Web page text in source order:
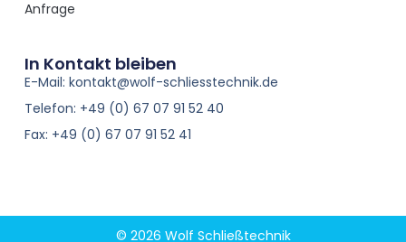
In Kontakt bleiben
E-Mail: kontakt@wolf-schliesstechnik.de
Telefon: +49 (0) 67 07 91 52 40
Fax: +49 (0) 67 07 91 52 41
Anfrage
© 2026 Wolf Schließtechnik